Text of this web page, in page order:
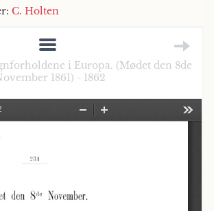
C. Holten
i Europa. (Mødet den 8de
1861) - 1862